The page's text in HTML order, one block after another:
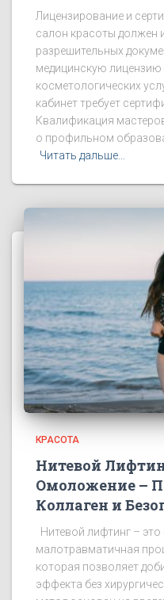
Лицензирование и
салон красоты должен
разрешительных
медицинскую лицензию
косметологических
кабинет требует
Квалификация
о профильном
Читать дальше…
КРАСОТА
Нитевой
Омоложение –
Коллаген и
Нитевой лифтинг –
малотравматичная
которая позволяет
эффекта без